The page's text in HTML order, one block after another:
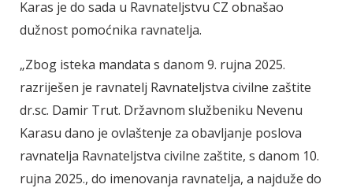
Karas je do sada u Ravnateljstvu CZ obnašao
dužnost pomoćnika ravnatelja.
„Zbog isteka mandata s danom 9. rujna 2025.
razriješen je ravnatelj Ravnateljstva civilne zaštite
dr.sc. Damir Trut. Državnom službeniku Nevenu
Karasu dano je ovlaštenje za obavljanje poslova
ravnatelja Ravnateljstva civilne zaštite, s danom 10.
rujna 2025., do imenovanja ravnatelja, a najduže do